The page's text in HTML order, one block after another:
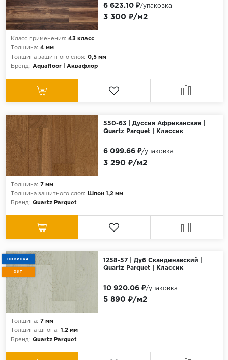
Класс применения: 43 класс
Толщина: 4 мм
Толщина защитного слоя: 0,5 мм
Бренд: Aquafloor | Аквафлор
3 300 ₽/м2
6 623.10 ₽/упаковка
550-63 | Дуссия Африканская |
Quartz Parquet | Классик
Толщина: 7 мм
Толщина защитного слоя:
Шпон 1,2 мм
Бренд: Quartz Parquet
3 290 ₽/м2
6 099.66 ₽/упаковка
НОВИНКА
ХИТ
1258-57 | Дуб Скандинавский |
Quartz Parquet | Классик
Толщина: 7 мм
Толщина шпона: 1.2 мм
Бренд: Quartz Parquet
5 890 ₽/м2
10 920.06 ₽/упаковка